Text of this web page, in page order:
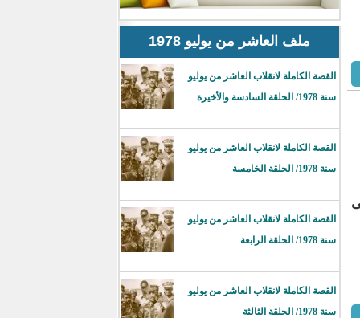
ملف العاشر من يوليو 1978
القصة الكاملة لانقلاب العاشر من يوليو
سنة 1978/ الحلقة السادسة والأخيرة
القصة الكاملة لانقلاب العاشر من يوليو
سنة 1978/ الحلقة الخامسة
القصة الكاملة لانقلاب العاشر من يوليو
سنة 1978/ الحلقة الرابعة
القصة الكاملة لانقلاب العاشر من يوليو
سنة 1978/ الحلقة الثالثة